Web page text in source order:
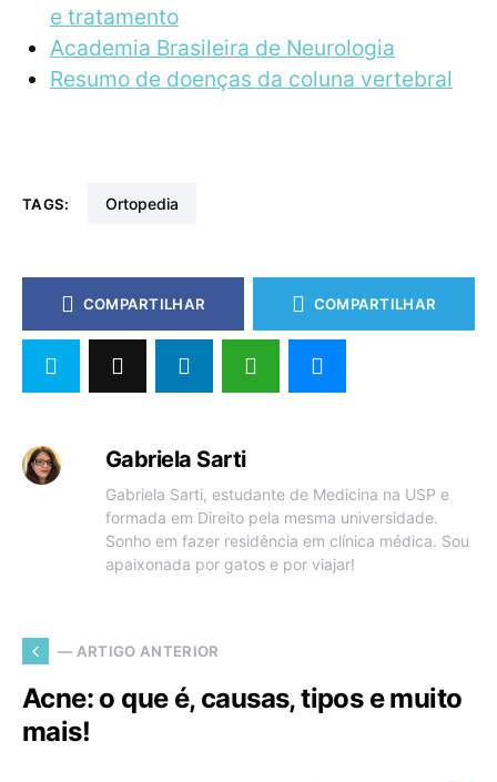
e tratamento
Academia Brasileira de Neurologia
Resumo de doenças da coluna vertebral
TAGS: Ortopedia
COMPARTILHAR COMPARTILHAR
Gabriela Sarti
Gabriela Sarti, estudante de Medicina na USP e
formada em Direito pela mesma universidade.
Sonho em fazer residência em clínica médica. Sou
apaixonada por gatos e por viajar!
— ARTIGO ANTERIOR
Acne: o que é, causas, tipos e muito
mais!